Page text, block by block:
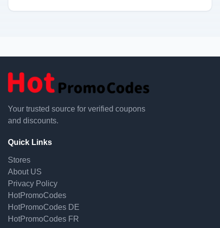
Your trusted source for verified coupons
and discounts.
Quick Links
Stores
About US
Privacy Policy
HotPromoCodes
HotPromoCodes DE
HotPromoCodes FR